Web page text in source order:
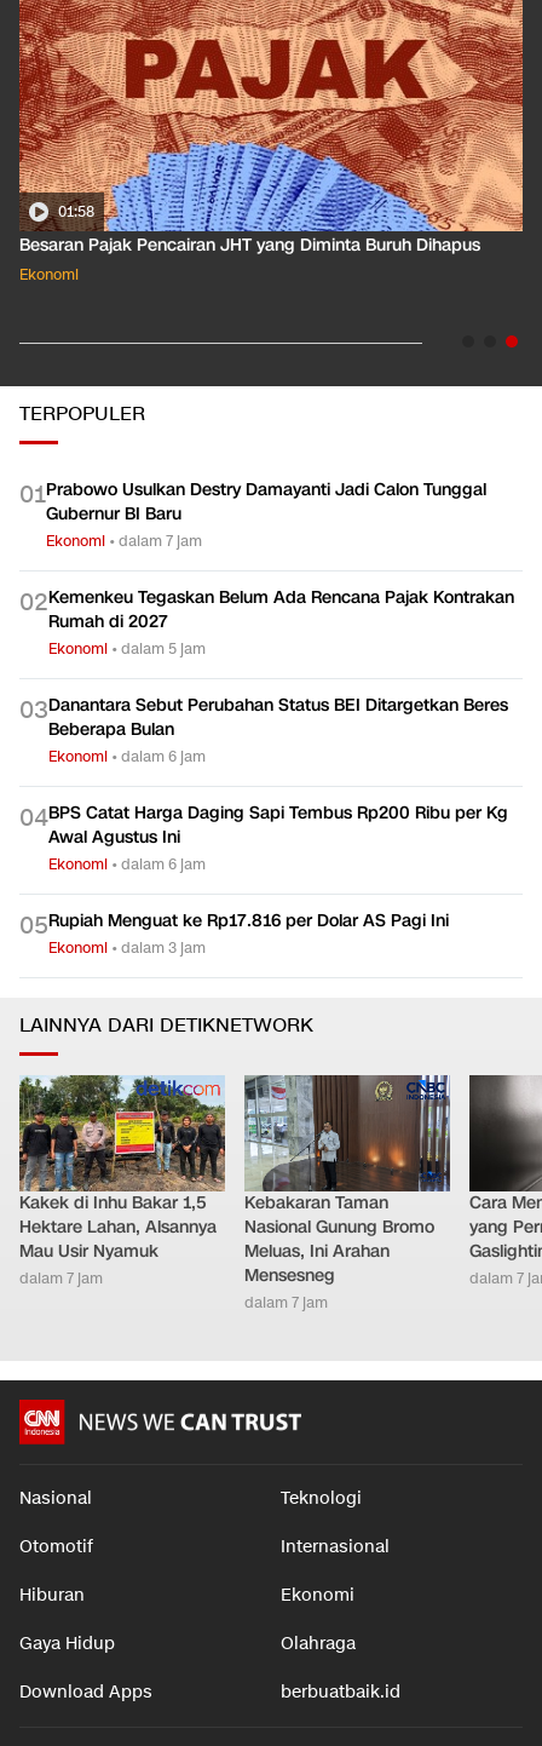
01:58
Besaran Pajak Pencairan JHT yang Diminta Buruh Dihapus
Ekonomi
TERPOPULER
01Prabowo Usulkan Destry Damayanti Jadi Calon Tunggal
Gubernur BI Baru
Ekonomi •dalam 7 jam
02Kemenkeu Tegaskan Belum Ada Rencana Pajak Kontrakan
Rumah di 2027
Ekonomi •dalam 5 jam
03Danantara Sebut Perubahan Status BEI Ditargetkan Beres
Beberapa Bulan
Ekonomi •dalam 6 jam
04BPS Catat Harga Daging Sapi Tembus Rp200 Ribu per Kg
Awal Agustus Ini
Ekonomi •dalam 6 jam
05Rupiah Menguat ke Rp17.816 per Dolar AS Pagi Ini
Ekonomi •dalam 3 jam
LAINNYA DARI DETIKNETWORK
Kakek di Inhu Bakar 1,5
Hektare Lahan, Alsannya
Mau Usir Nyamuk
dalam 7 jam
Kebakaran Taman
Nasional Gunung Bromo
Meluas, Ini Arahan
Mensesneg
dalam 7 jam
Cara
yang
dalam 7
Nasional Teknologi
Otomotif Internasional
Hiburan Ekonomi
Gaya Hidup Olahraga
Download Apps berbuatbaik.id